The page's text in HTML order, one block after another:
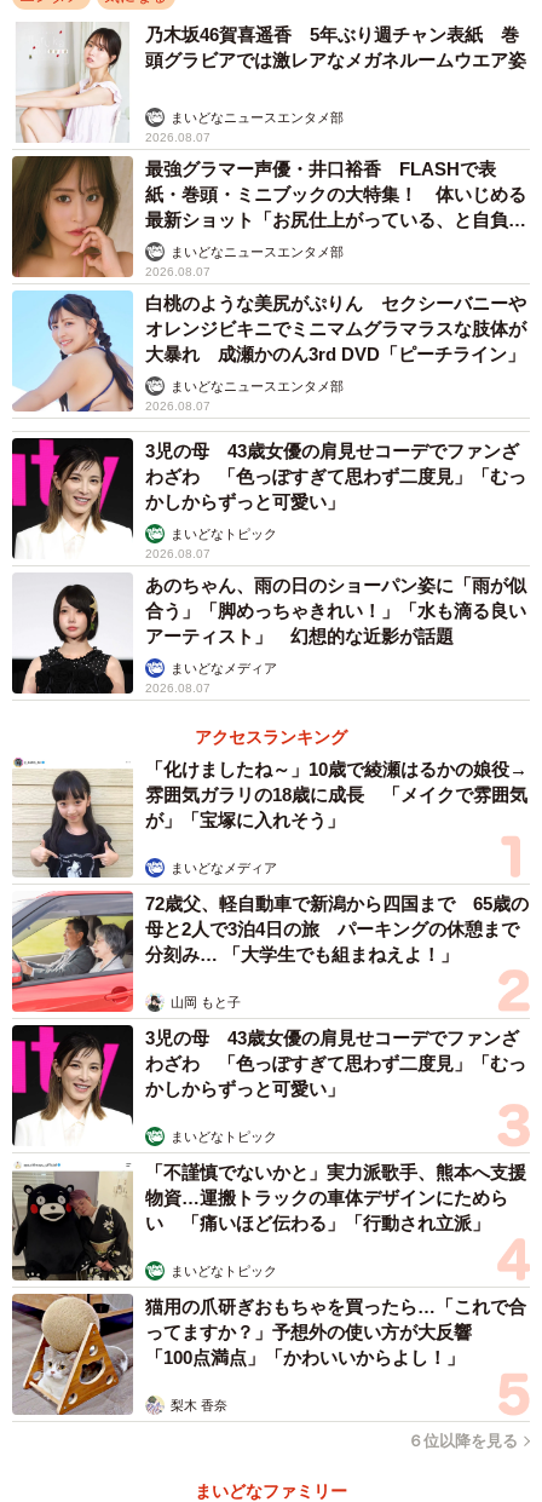
乃木坂46賀喜遥香 5年ぶり週チャン表紙 巻
頭グラビアでは激レアなメガネルームウエア姿
まいどなニュースエンタメ部
2026.08.07
最強グラマー声優・井口裕香 FLASHで表
紙・巻頭・ミニブックの大特集！ 体いじめる
最新ショット「お尻仕上がっている、と自負し
ています」「いくつになっても理想の身体でい
たい」
まいどなニュースエンタメ部
2026.08.07
白桃のような美尻がぷりん セクシーバニーや
オレンジビキニでミニマムグラマラスな肢体が
大暴れ 成瀬かのん3rd DVD「ピーチライン」
まいどなニュースエンタメ部
2026.08.07
3児の母 43歳女優の肩見せコーデでファンざ
わざわ 「色っぽすぎて思わず二度見」「むっ
かしからずっと可愛い」
まいどなトピック
2026.08.07
あのちゃん、雨の日のショーパン姿に「雨が似
合う」「脚めっちゃきれい！」「水も滴る良い
アーティスト」 幻想的な近影が話題
まいどなメディア
2026.08.07
アクセスランキング
「化けましたね～」10歳で綾瀬はるかの娘役→
雰囲気ガラリの18歳に成長 「メイクで雰囲気
が」「宝塚に入れそう」
まいどなメディア
72歳父、軽自動車で新潟から四国まで 65歳の
母と2人で3泊4日の旅 パーキングの休憩まで
分刻み… 「大学生でも組まねえよ！」
山岡 もと子
3児の母 43歳女優の肩見せコーデでファンざ
わざわ 「色っぽすぎて思わず二度見」「むっ
かしからずっと可愛い」
まいどなトピック
「不謹慎でないかと」実力派歌手、熊本へ支援
物資…運搬トラックの車体デザインにためら
い 「痛いほど伝わる」「行動され立派」
まいどなトピック
猫用の爪研ぎおもちゃを買ったら…「これで合
ってますか？」予想外の使い方が大反響
「100点満点」「かわいいからよし！」
梨木 香奈
６位以降を見る
まいどなファミリー